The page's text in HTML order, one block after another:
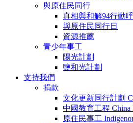
與原住民同行
真相與和解94行動
與原住民同行日
資源推薦
青少年事工
陽光計劃
鹽和光計劃
支持我們
捐款
文化更新同行計劃
中國教育工程 China
原住民事工